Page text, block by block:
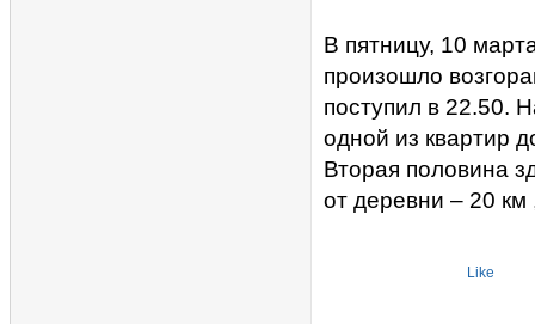
В пятницу, 10
произошло
поступил в 22.50.
одной из квартир
Вторая половина
от деревни – 20
Like